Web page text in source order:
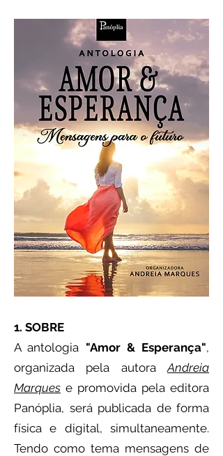
1. SOBRE
A antologia "Amor & Esperança",
organizada pela autoraAndreia
Marques e promovida pela editora
Panóplia, será publicada de forma
física e digital, simultaneamente.
Tendo como tema mensagens de